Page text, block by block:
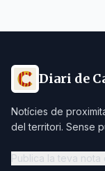
Diari de
Notícies de
del territori. Sense
Publica la teva nota